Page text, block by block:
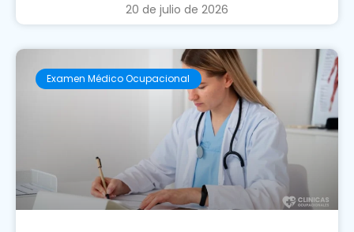
20 de julio de 2026
Examen Médico Ocupacional